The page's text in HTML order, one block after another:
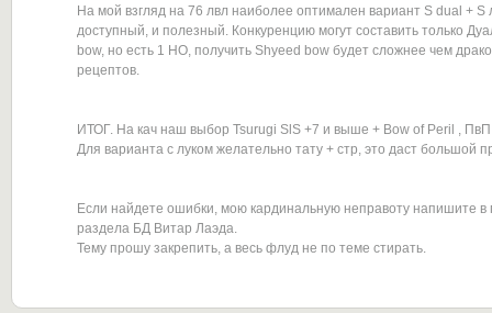
На мой взгляд на 76 лвл наиболее оптимален вариант S dual + S
доступный, и полезный. Конкуренцию могут составить только
bow, но есть 1 НО, получить Shyeed bow будет сложнее чем
рецептов.
ИТОГ. На кач наш выбор Tsurugi SlS +7 и выше + Bow of Peril , ПвП
Для варианта с луком желательно тату + стр, это даст большой
Если найдете ошибки, мою кардинальную неправоту напишите
раздела БД Витар Лаэда.
Тему прошу закрепить, а весь флуд не по теме стирать.